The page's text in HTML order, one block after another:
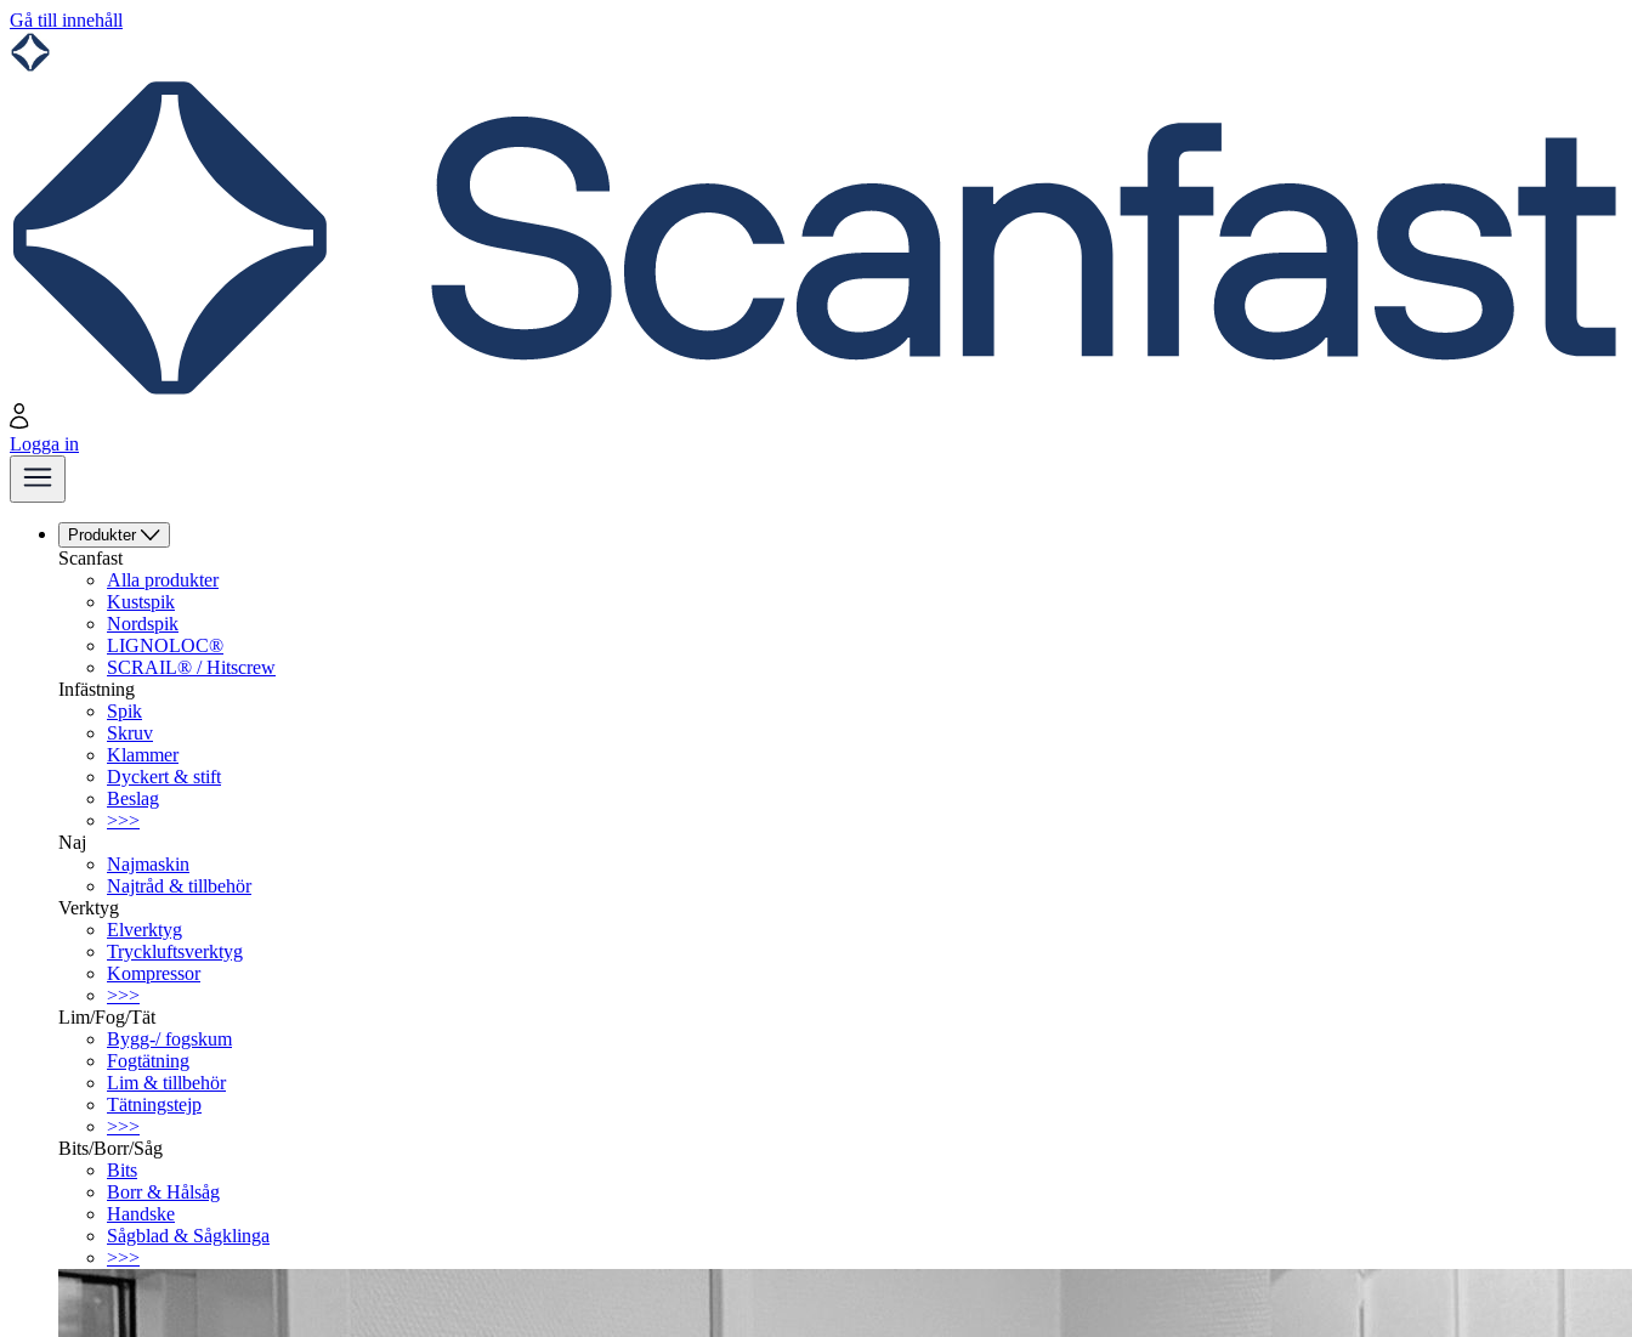
Gå till innehåll
Logga in
Produkter
Scanfast
Alla produkter
Kustspik
Nordspik
LIGNOLOC®
SCRAIL® / Hitscrew
Infästning
Spik
Skruv
Klammer
Dyckert & stift
Beslag
>>>
Naj
Najmaskin
Najtråd & tillbehör
Verktyg
Elverktyg
Tryckluftsverktyg
Kompressor
>>>
Lim/Fog/Tät
Bygg-/ fogskum
Fogtätning
Lim & tillbehör
Tätningstejp
>>>
Bits/Borr/Såg
Bits
Borr & Hålsåg
Handske
Sågblad & Sågklinga
>>>